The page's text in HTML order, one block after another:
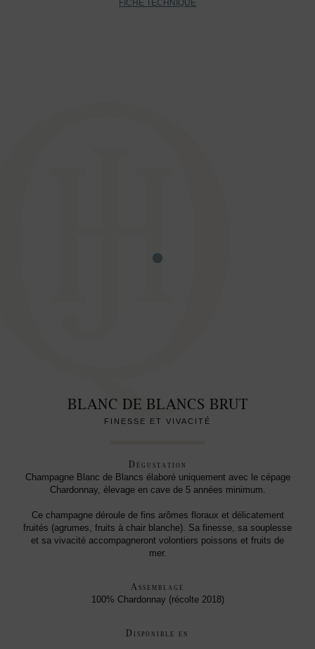
FICHE TECHNIQUE
BLANC DE BLANCS BRUT
FINESSE ET VIVACITÉ
Dégustation
Champagne Blanc de Blancs élaboré uniquement avec le cépage
Chardonnay, élevage en cave de 5 années minimum.
Ce champagne déroule de fins arômes floraux et délicatement
fruités (agrumes, fruits à chair blanche). Sa finesse, sa souplesse
et sa vivacité accompagneront volontiers poissons et fruits de
mer.
Assemblage
100% Chardonnay (récolte 2018)
Disponible en